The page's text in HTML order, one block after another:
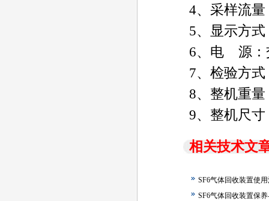
4、采样流量
5、显示方
6、电 源：
7、检验方
8、整机重量
9、整机尺寸
相关技术文
SF6气体回收装置使
SF6气体回收装置保